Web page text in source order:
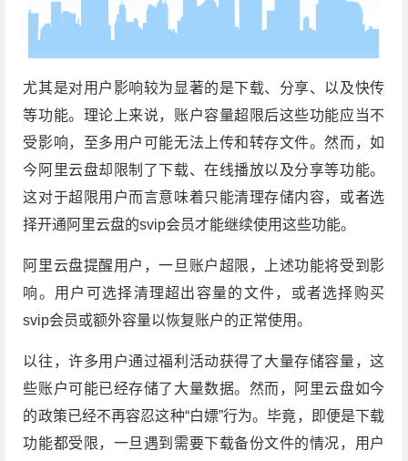
尤其是对用户影响较为显著的是下载、分享、以及快传
等功能。理论上来说，账户容量超限后这些功能应当不
受影响，至多用户可能无法上传和转存文件。然而，如
今阿里云盘却限制了下载、在线播放以及分享等功能。
这对于超限用户而言意味着只能清理存储内容，或者选
择开通阿里云盘的svip会员才能继续使用这些功能。
阿里云盘提醒用户，一旦账户超限，上述功能将受到影
响。用户可选择清理超出容量的文件，或者选择购买
svip会员或额外容量以恢复账户的正常使用。
以往，许多用户通过福利活动获得了大量存储容量，这
些账户可能已经存储了大量数据。然而，阿里云盘如今
的政策已经不再容忍这种“白嫖”行为。毕竟，即便是下载
功能都受限，一旦遇到需要下载备份文件的情况，用户